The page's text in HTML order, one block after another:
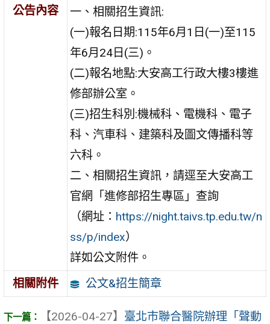
公告內容
一、相關招生資訊:
(一)報名日期:115年6月1日(一)至115
年6月24日(三)。
(二)報名地點:大安高工行政大樓3樓進
修部辦公室。
(三)招生科別:機械科、電機科、電子
科、汽車科、建築科及圖文傳播科等
六科。
二、相關招生資訊，請逕至大安高工
官網「進修部招生專區」查詢
（網址： https://night.taivs.tp.edu.tw/n
ss/p/index）
詳如公文附件。
相關附件
公文&招生簡章
【2026-04-27】 臺北市聯合醫院辦理「聲動